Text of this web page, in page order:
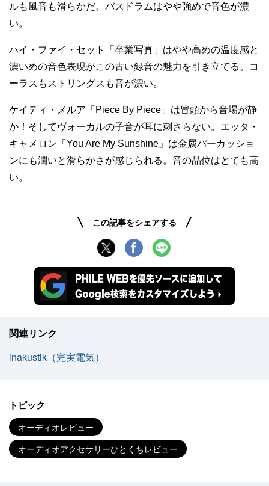
ルも風音も滑らかだ。バスドラムはやや強めで音色が濃
い。
ハイ・ファイ・セット「卒業写真」はやや高めの温度感と
濃いめの音色表現がこの古い録音の魅力を引き立てる。コ
ーラスもストリングスも音が濃い。
ケイティ・メルア「Piece By Piece」は冒頭から音場が静
か！そしてヴォーカルの子音が耳に刺さらない。エッタ・
キャメロン「You Are My Sunshine」は金属パーカッショ
ンにも潤いと滑らかさが感じられる。音の品位はとても高
い。
この記事をシェアする
関連リンク
inakustik（完実電気）
トピック
オーディオレビュー
オーディオアクセサリーひとくちレビュー